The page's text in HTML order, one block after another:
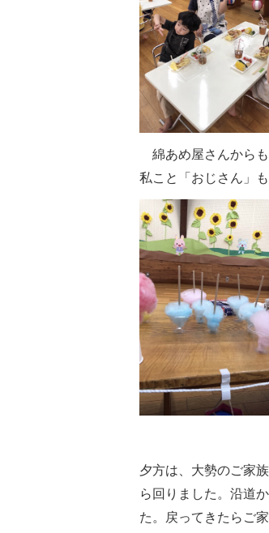
綿あめ屋さんからも
私こと「おじさん」
夕方は、大勢のご家
ら回りました。沿道
た。戻ってきたらご